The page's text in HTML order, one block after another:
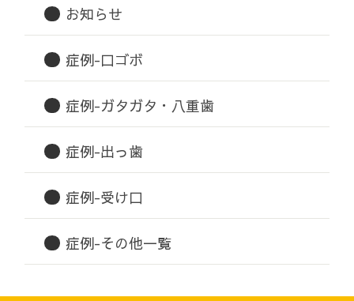
お知らせ
症例-口ゴボ
症例-ガタガタ・八重歯
症例-出っ歯
症例-受け口
症例-その他一覧